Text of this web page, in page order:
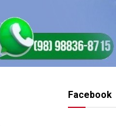
Facebook